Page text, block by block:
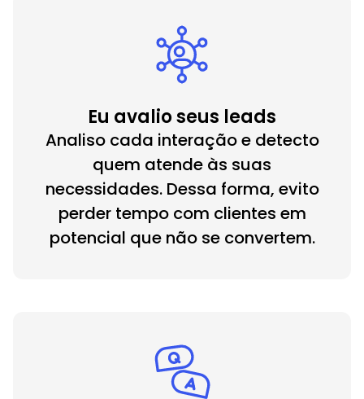
Eu avalio seus leads
Analiso cada interação e detecto
quem atende às suas
necessidades. Dessa forma, evito
perder tempo com clientes em
potencial que não se convertem.